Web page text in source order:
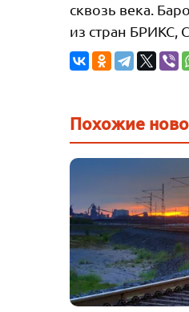
сквозь века.
из стран БРИКС,
Похожие